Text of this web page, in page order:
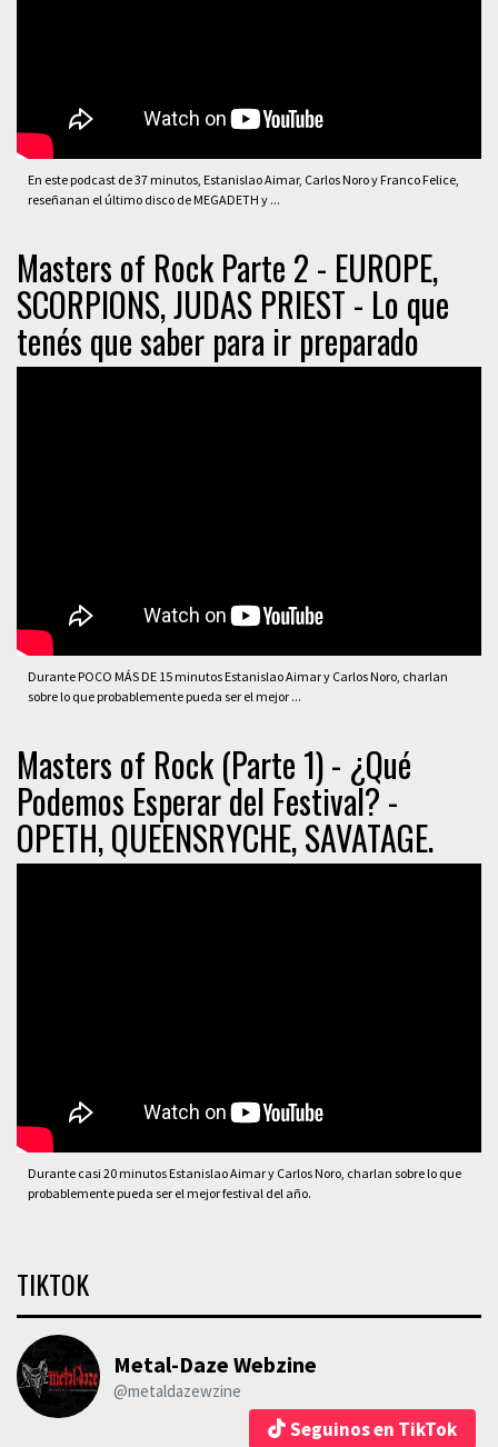
En este podcast de 37 minutos, Estanislao Aimar, Carlos Noro y Franco Felice,
reseñanan el último disco de MEGADETH y ...
Masters of Rock Parte 2 - EUROPE,
SCORPIONS, JUDAS PRIEST - Lo que
tenés que saber para ir preparado
Durante POCO MÁS DE 15 minutos Estanislao Aimar y Carlos Noro, charlan
sobre lo que probablemente pueda ser el mejor ...
Masters of Rock (Parte 1) - ¿Qué
Podemos Esperar del Festival? -
OPETH, QUEENSRYCHE, SAVATAGE.
Durante casi 20 minutos Estanislao Aimar y Carlos Noro, charlan sobre lo que
probablemente pueda ser el mejor festival del año.
TIKTOK
Metal-Daze Webzine
@metaldazewzine
Seguinos en TikTok